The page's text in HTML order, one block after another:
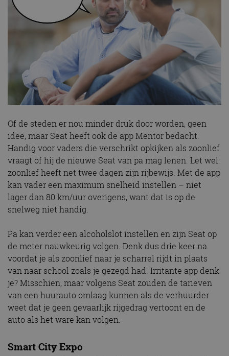
Of de steden er nou minder druk door worden, geen
idee, maar Seat heeft ook de app Mentor bedacht.
Handig voor vaders die verschrikt opkijken als zoonlief
vraagt of hij de nieuwe Seat van pa mag lenen. Let wel:
zoonlief heeft net twee dagen zijn rijbewijs. Met de app
kan vader een maximum snelheid instellen – niet
lager dan 80 km/uur overigens, want dat is op de
snelweg niet handig.
Pa kan verder een alcoholslot instellen en zijn Seat op
de meter nauwkeurig volgen. Denk dus drie keer na
voordat je als zoonlief naar je scharrel rijdt in plaats
van naar school zoals je gezegd had. Irritante app denk
je? Misschien, maar volgens Seat zouden de tarieven
van een huurauto omlaag kunnen als de verhuurder
weet dat je geen gevaarlijk rijgedrag vertoont en de
auto als het ware kan volgen.
Smart City Expo